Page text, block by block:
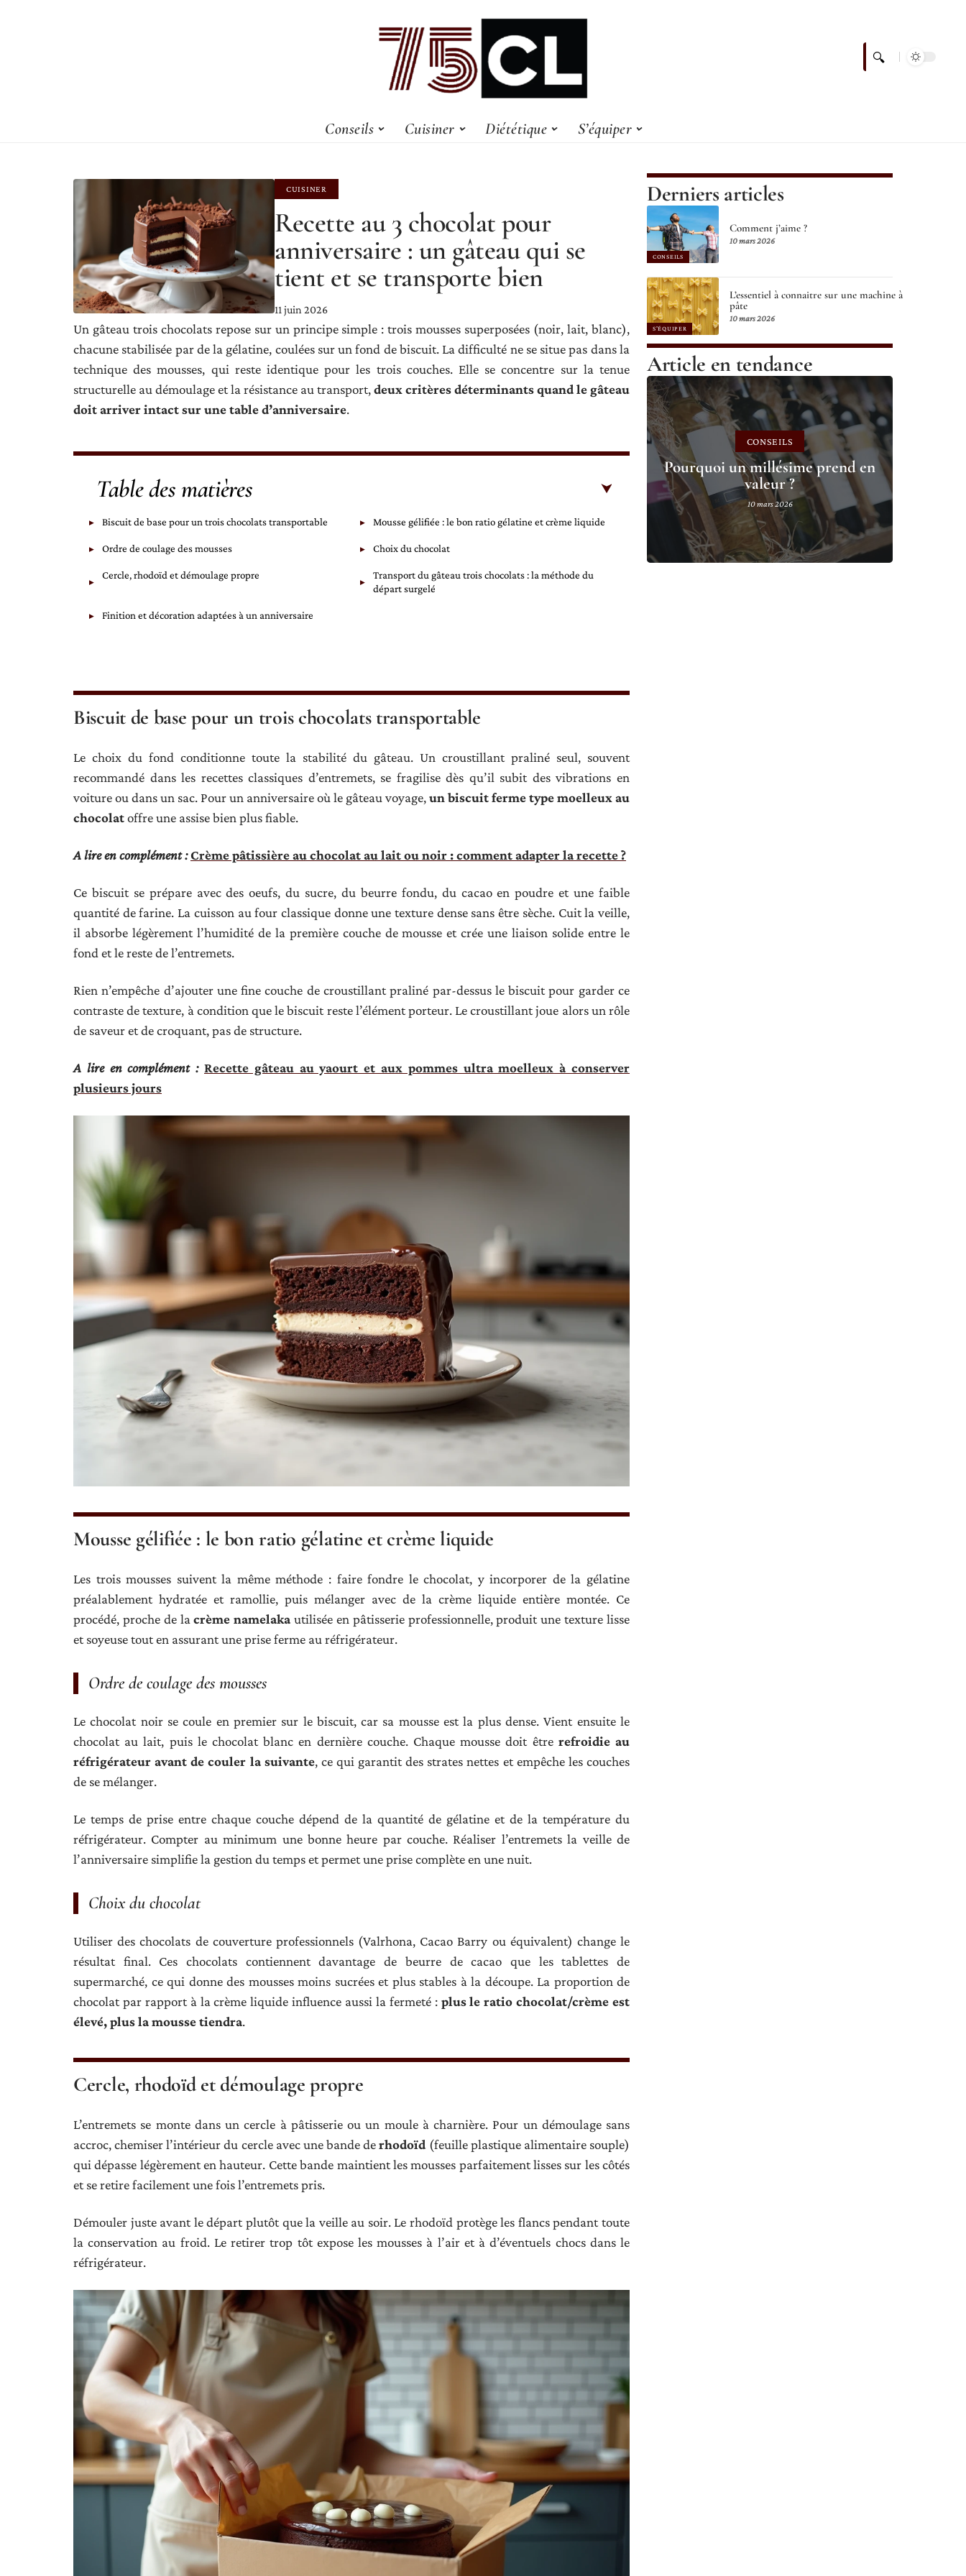
Conseils Cuisiner Diététique S’équiper
CUISINER
Recette au 3 chocolat pour
anniversaire : un gâteau qui se
tient et se transporte bien
11 juin 2026
Un gâteau trois chocolats repose sur un principe simple : trois mousses superposées (noir, lait, blanc),
chacune stabilisée par de la gélatine, coulées sur un fond de biscuit. La difficulté ne se situe pas dans la
technique des mousses, qui reste identique pour les trois couches. Elle se concentre sur la tenue
structurelle au démoulage et la résistance au transport,deux critères déterminants quand le gâteau
doit arriver intact sur une table d’anniversaire.
Table des matières
Biscuit de base pour un trois chocolats transportable Mousse gélifiée : le bon ratio gélatine et crème liquide
Ordre de coulage des mousses Choix du chocolat
Cercle, rhodoïd et démoulage propre
Transport du gâteau trois chocolats : la méthode du
départ surgelé
Finition et décoration adaptées à un anniversaire
Biscuit de base pour un trois chocolats transportable
Le choix du fond conditionne toute la stabilité du gâteau. Un croustillant praliné seul, souvent
recommandé dans les recettes classiques d’entremets, se fragilise dès qu’il subit des vibrations en
voiture ou dans un sac. Pour un anniversaire où le gâteau voyage,un biscuit ferme type moelleux au
chocolatoffre une assise bien plus fiable.
A lire en complément :Crème pâtissière au chocolat au lait ou noir : comment adapter la recette ?
Ce biscuit se prépare avec des oeufs, du sucre, du beurre fondu, du cacao en poudre et une faible
quantité de farine. La cuisson au four classique donne une texture dense sans être sèche. Cuit la veille,
il absorbe légèrement l’humidité de la première couche de mousse et crée une liaison solide entre le
fond et le reste de l’entremets.
Rien n’empêche d’ajouter une fine couche de croustillant praliné par-dessus le biscuit pour garder ce
contraste de texture, à condition que le biscuit reste l’élément porteur. Le croustillant joue alors un rôle
de saveur et de croquant, pas de structure.
A lire en complément : Recette gâteau au yaourt et aux pommes ultra moelleux à conserver
plusieurs jours
Mousse gélifiée : le bon ratio gélatine et crème liquide
Les trois mousses suivent la même méthode : faire fondre le chocolat, y incorporer de la gélatine
préalablement hydratée et ramollie, puis mélanger avec de la crème liquide entière montée. Ce
procédé, proche de lacrème namelaka utilisée en pâtisserie professionnelle, produit une texture lisse
et soyeuse tout en assurant une prise ferme au réfrigérateur.
Ordre de coulage des mousses
Le chocolat noir se coule en premier sur le biscuit, car sa mousse est la plus dense. Vient ensuite le
chocolat au lait, puis le chocolat blanc en dernière couche. Chaque mousse doit être refroidie au
réfrigérateur avant de couler la suivante, ce qui garantit des strates nettes et empêche les couches
de se mélanger.
Le temps de prise entre chaque couche dépend de la quantité de gélatine et de la température du
réfrigérateur. Compter au minimum une bonne heure par couche. Réaliser l’entremets la veille de
l’anniversaire simplifie la gestion du temps et permet une prise complète en une nuit.
Choix du chocolat
Utiliser des chocolats de couverture professionnels (Valrhona, Cacao Barry ou équivalent) change le
résultat final. Ces chocolats contiennent davantage de beurre de cacao que les tablettes de
supermarché, ce qui donne des mousses moins sucrées et plus stables à la découpe. La proportion de
chocolat par rapport à la crème liquide influence aussi la fermeté : plus le ratio chocolat/crème est
élevé, plus la mousse tiendra.
Cercle, rhodoïd et démoulage propre
L’entremets se monte dans un cercle à pâtisserie ou un moule à charnière. Pour un démoulage sans
accroc, chemiser l’intérieur du cercle avec une bande derhodoïd (feuille plastique alimentaire souple)
qui dépasse légèrement en hauteur. Cette bande maintient les mousses parfaitement lisses sur les côtés
et se retire facilement une fois l’entremets pris.
Démouler juste avant le départ plutôt que la veille au soir. Le rhodoïd protège les flancs pendant toute
la conservation au froid. Le retirer trop tôt expose les mousses à l’air et à d’éventuels chocs dans le
réfrigérateur.
Derniers articles
CONSEILS
Comment j’aime ?
10 mars 2026
S'ÉQUIPER
L’essentiel à connaitre sur une machine à
pâte
10 mars 2026
Article en tendance
CONSEILS
Pourquoi un millésime prend en
valeur ?
10 mars 2026